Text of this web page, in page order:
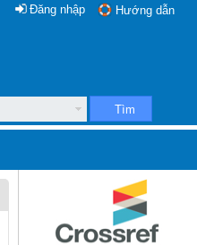
Hướng dẫn
Đăng nhập
Tìm